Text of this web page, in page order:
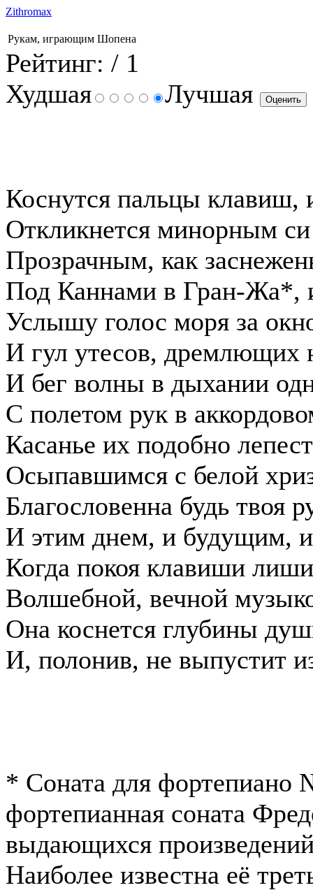
Zithromax
Рукам, играющим Шопена
Рейтинг: / 1
Худшая
Лучшая
Коснутся пальцы клавиш,
Откликнется минорным
Прозрачным, как
Под Каннами в Гран-Жа*,
Услышу голос моря за
И гул утесов, дремлющих
И бег волны в дыхании
С полетом рук в
Касанье их подобно
Осыпавшимся с белой
Благословенна будь твоя
И этим днем, и будущим,
Когда покоя клавиши
Волшебной, вечной
Она коснется глубины
И, полонив, не выпустит
* Соната для
фортепианная соната
выдающихся
Наиболее известна её